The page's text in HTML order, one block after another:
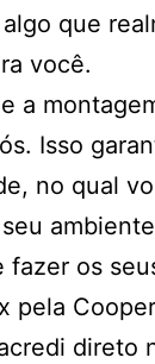
que
você.
a
Isso
no qual
fazer os
pela
direto